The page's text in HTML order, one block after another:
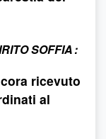
SOFFIA :
ricevuto
al